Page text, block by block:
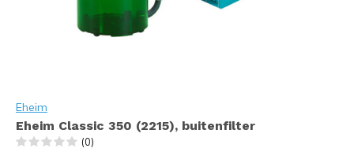
Eheim
Eheim Classic 350 (2215), buitenfilter
(0)